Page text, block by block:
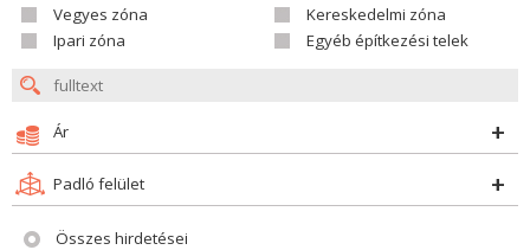
Vegyes zóna
Kereskedelmi zóna
Ipari zóna
Egyéb építkezési telek
Ár
Padló felület
Összes hirdetései